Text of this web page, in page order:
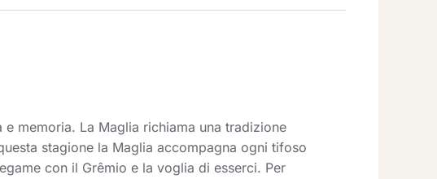
memoria. La Maglia richiama una tradizione
stagione la Maglia accompagna ogni tifoso
con il Grêmio e la voglia di esserci. Per